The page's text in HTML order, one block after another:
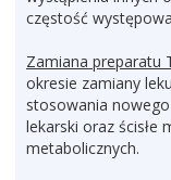
częstość
Zamiana preparatu
okresie zamiany
stosowania
lekarski oraz
metabolicznych.